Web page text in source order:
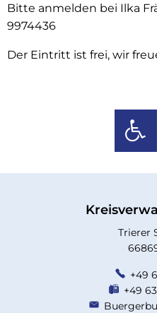
Bitte anmelden bei Ilka
9974436
Der Eintritt ist frei, wir
Trierer
+49
+49